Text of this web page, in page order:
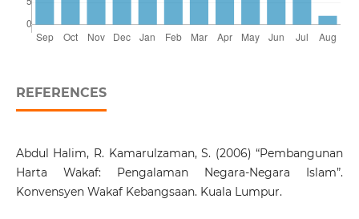
REFERENCES
Abdul Halim, R. Kamarulzaman, S. (2006) “Pembangunan
Harta Wakaf: Pengalaman Negara-Negara Islam”.
Konvensyen Wakaf Kebangsaan. Kuala Lumpur.